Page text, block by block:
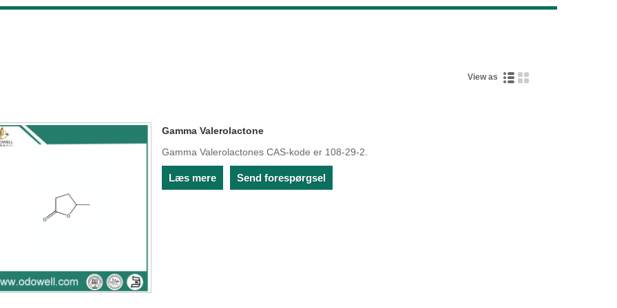
View as
Gamma Valerolactone
Gamma Valerolactones CAS-kode er 108-29-2.
Læs mere Send forespørgsel